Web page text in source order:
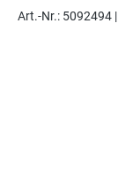
Art.-Nr.: 5092494 |
Bildergalerie